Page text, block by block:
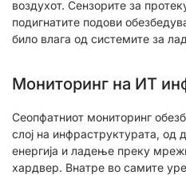
воздухот. Сензорите за
подигнатите подови
било влага од системите за
Мониторинг на ИТ
Сеопфатниот мониторинг
слој на инфраструктурата, од
енергија и ладење преку
хардвер. Внатре во самите